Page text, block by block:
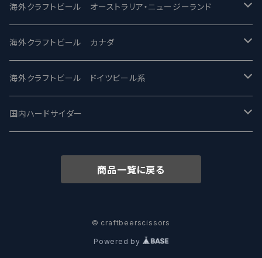
ビアへるん - Beer Hearn
忽布古丹醸造 - HOP KOTAN
ワイマーケットブルーイング Y.Market Brewing
志賀高原ビール - SIGAKOGEN
箕面ビール - MINOH BEER
サンクトガーレン - Sankt Gallen
Toppling Goliath トップリンゴライアス
Fair State フェアステイト
Lagunitas ラグニタス
FirestoneWalker ファイアストーン
Mikkeller ミッケラー
Hop Nation ホップネーション
SAIREN /サイレン
ワイルドチャイルド - Wilde Child
BrewDog Brewery - ブリュードッグ
The Flying Inn / ザ フライイング イン
Lambiek Fabriek - ファブリーク
gweilo-鬼佬 グウァイロ
Heart Of Darkness - ハートオブダークネス
Carbon brews -カーボン
TAIHU - タイフー
Behemoth - ベヒーモス
海外クラフトビール オーストラリア・ニュージーランド
ROCKY RIDGE - ロッキーリッジ
BODRIGGY BREWING ボッドリッジー
CO-CONSPIRATORS コ・コンスピレーターズ
Deep Creek Brewing Co.
8 Wired エイトワイアード
海外クラフトビール カナダ
Jackie O's ジャッキーオーズ
Westbrook ウェストブルック
Strathcona ストラスコナ
ODIN BREWING オディン
海外クラフトビール ドイツビール系
Karmeliten カーメリテン
Früh フリュー
国内ハードサイダー
商品一覧に戻る
© craftbeerscissors
Powered by